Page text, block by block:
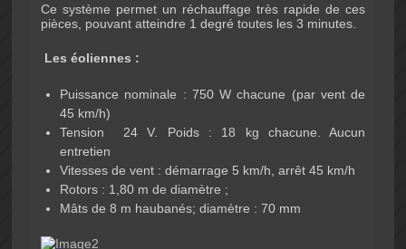
Ce système permet un réchauffage très rapide de ces
pièces, pouvant atteindre 1 degré toutes les 3 minutes.
Les éoliennes :
Puissance nominale : 750 W chacune (par vent de
45 km/h)
Tension 24 V. Poids : 18 kg chacune. Aucun
entretien
Vitesses de vent : démarrage 5 km/h, arrêt 45 km/h
Rotors : 1,80 m de diamètre ;
Mâts de 8 m haubanés; diamètre : 70 mm